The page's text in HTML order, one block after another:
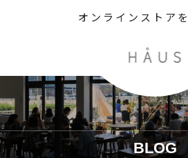
オンラインストア
BLOG